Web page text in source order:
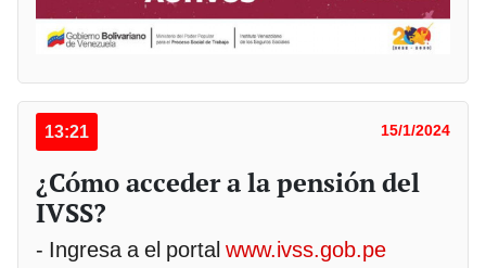
13:21 15/1/2024
¿Cómo acceder a la pensión del
IVSS?
- Ingresa a el portal www.ivss.gob.pe